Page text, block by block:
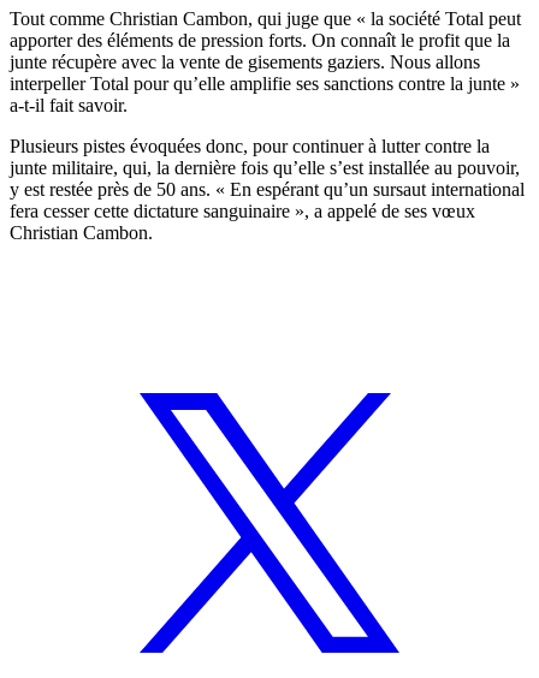
Tout comme Christian Cambon, qui juge que « la société Total peut
apporter des éléments de pression forts. On connaît le profit que la
junte récupère avec la vente de gisements gaziers. Nous allons
interpeller Total pour qu’elle amplifie ses sanctions contre la junte »
a-t-il fait savoir.
Plusieurs pistes évoquées donc, pour continuer à lutter contre la
junte militaire, qui, la dernière fois qu’elle s’est installée au pouvoir,
y est restée près de 50 ans. « En espérant qu’un sursaut international
fera cesser cette dictature sanguinaire », a appelé de ses vœux
Christian Cambon.